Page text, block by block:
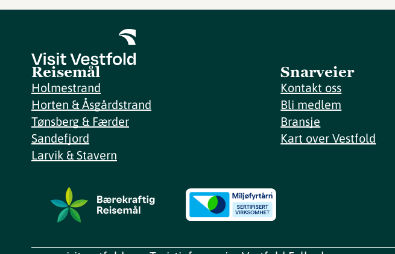
Reisemål
Holmestrand
Horten & Åsgårdstrand
Tønsberg & Færder
Sandefjord
Larvik & Stavern
Snarveier
Kontakt oss
Bli medlem
Bransje
Kart over Vestfold